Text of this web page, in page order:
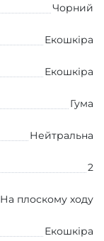
Чорний
Екошкіра
Екошкіра
Гума
Нейтральна
2
На плоскому ходу
Екошкіра